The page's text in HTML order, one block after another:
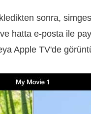
sonra,
hatta e-posta ile
Apple TV'de